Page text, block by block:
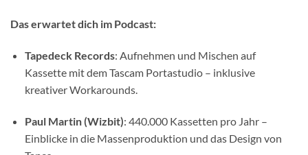
Das erwartet dich im Podcast:
Tapedeck Records: Aufnehmen und Mischen auf
Kassette mit dem Tascam Portastudio – inklusive
kreativer Workarounds.
Paul Martin (Wizbit): 440.000 Kassetten pro Jahr –
Einblicke in die Massenproduktion und das Design von